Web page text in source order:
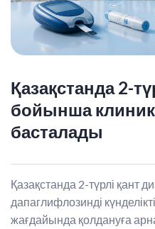
Қазақстанда 2-
бойынша
басталады
Қазақстанда 2-түрлі қант
дапаглифлозинді
жағдайында қолдануға